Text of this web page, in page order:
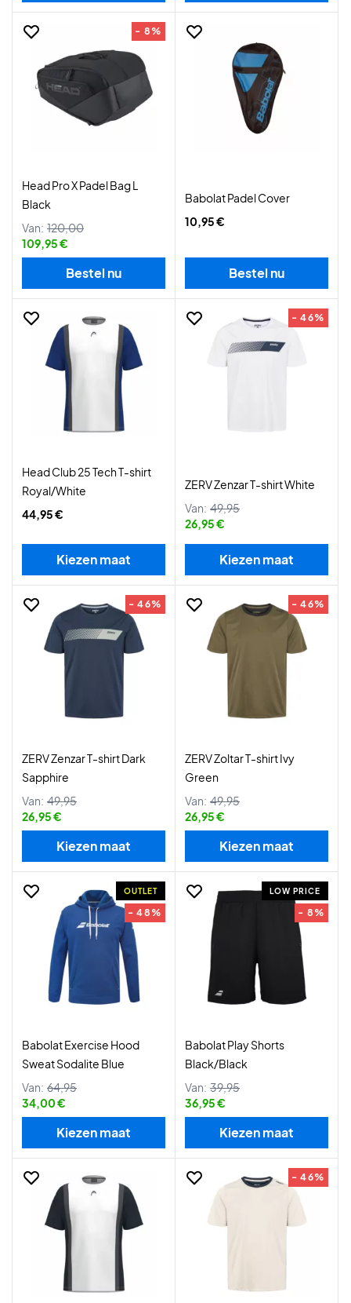
- 8%
Head Pro X Padel Bag L
Black
Van: 120,00
109,95 €
Bestel nu
Babolat Padel Cover
10,95 €
Bestel nu
Head Club 25 Tech T-shirt
Royal/White
44,95 €
Kiezen maat
- 46%
ZERV Zenzar T-shirt White
Van: 49,95
26,95 €
Kiezen maat
- 46%
ZERV Zenzar T-shirt Dark
Sapphire
Van: 49,95
26,95 €
Kiezen maat
- 46%
ZERV Zoltar T-shirt Ivy
Green
Van: 49,95
26,95 €
Kiezen maat
OUTLET
- 48%
Babolat Exercise Hood
Sweat Sodalite Blue
Van: 64,95
34,00 €
Kiezen maat
LOW PRICE
- 8%
Babolat Play Shorts
Black/Black
Van: 39,95
36,95 €
Kiezen maat
- 46%